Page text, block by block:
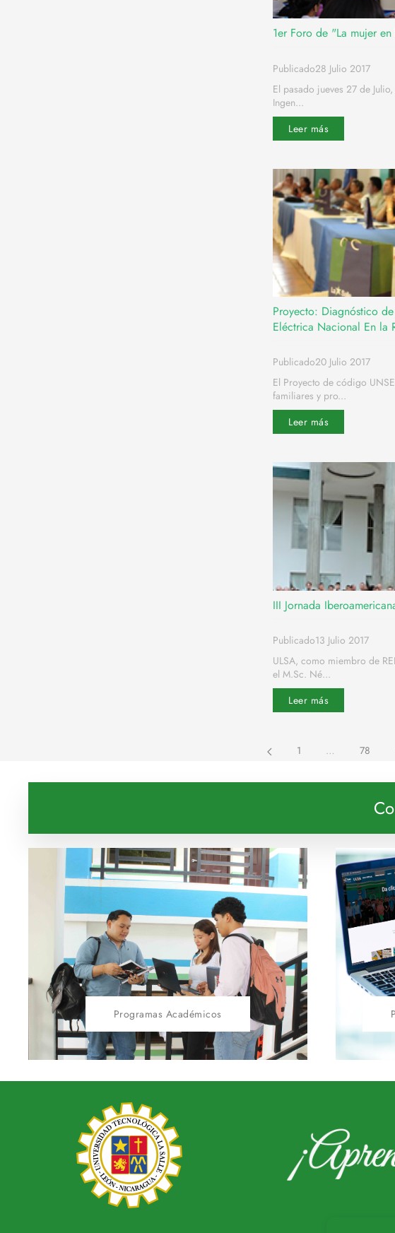
1er Foro de "La mujer
Publicado28 Julio 2017
El pasado jueves 27 de
Ingen...
Leer más
Proyecto: Diagnóstico
Eléctrica Nacional En la
Publicado20 Julio 2017
El Proyecto de código
familiares y pro...
Leer más
III Jornada
Publicado13 Julio 2017
ULSA, como miembro de
el M.Sc. Né...
Leer más
1 … 78
Programas Académicos